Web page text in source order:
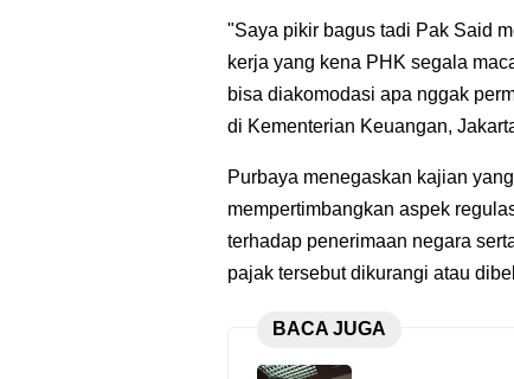
"Saya pikir bagus tadi Pak Said
kerja yang kena PHK segala
bisa diakomodasi apa nggak
di Kementerian Keuangan,
Purbaya menegaskan kajian
mempertimbangkan aspek
terhadap penerimaan negara
pajak tersebut dikurangi atau
BACA JUGA